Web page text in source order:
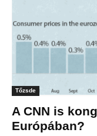
Tőzsde
A CNN is
Európában?